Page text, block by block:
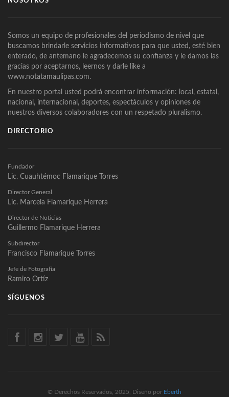
Somos un equipo de profesionales del periodismo de nivel que
buscamos brindarle servicios informativos para que usted, esté bien
enterado, de antemano le agradecemos su confianza y le damos las
gracias por aceptarnos, leernos y darle like a
www.notatamaulipas.com.
En nuestro portal usted podrá encontrar información: local, estatal,
nacional, internacional, deportes, espectáculos y opiniones de
nuestros diversos colaboradores con un respetado pluralismo.
DIRECTORIO
Fundador
Lic. Cuauhtémoc Flamarique Torres
Director General
Lic. Marcela Flamarique Herrera
Director de Noticias
Guillermo Flamarique Herrera
Subdirector
Francisco Flamarique Torres
Jefe de Fotografía
Ramiro Ortíz
SÍGUENOS
© Derechos Reservados, 2025, Diseño por Eberth